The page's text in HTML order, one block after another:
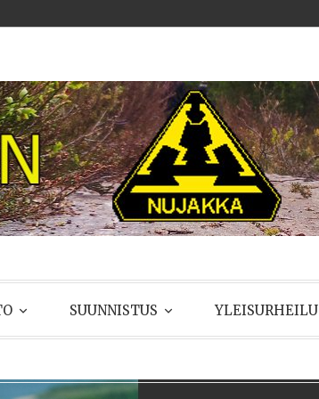
SUUNNISTUS YLEISURHEILU